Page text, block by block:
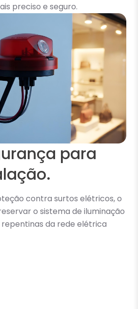
preciso e seguro.
para
contra surtos elétricos, o
o sistema de iluminação
da rede elétrica